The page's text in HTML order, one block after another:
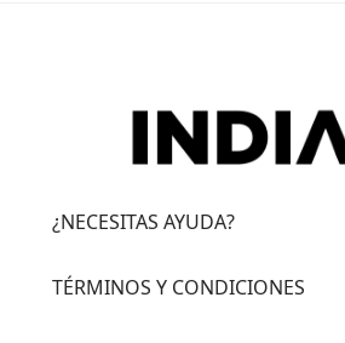
¿NECESITAS AYUDA?
TÉRMINOS Y CONDICIONES